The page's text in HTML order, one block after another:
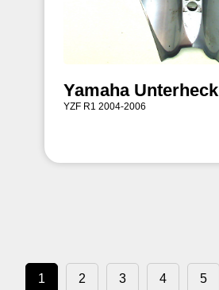
Yamaha Unterheck
YZF R1 2004-2006
1 2 3 4 5